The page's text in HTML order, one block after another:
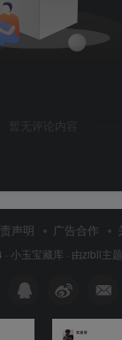
暂无评论内容
声明 广告合作
小玉宝藏库 · 由zibll主题